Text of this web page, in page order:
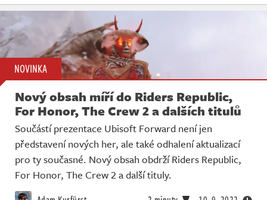
NOVINKA
Nový obsah míří do Riders Republic,
For Honor, The Crew 2 a dalších titulů
Součástí prezentace Ubisoft Forward není jen
představení nových her, ale také odhalení aktualizací
pro ty současné. Nový obsah obdrží Riders Republic,
For Honor, The Crew 2 a další tituly.